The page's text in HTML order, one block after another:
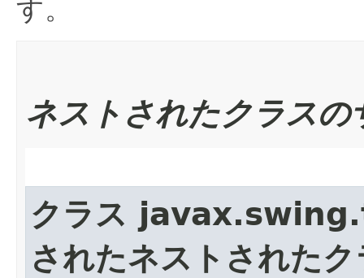
す。
ネストされたクラスの
クラス
されたネストされた